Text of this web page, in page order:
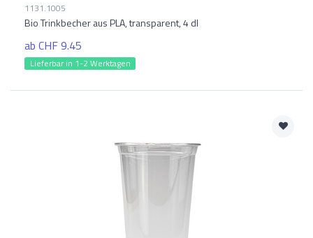
1131.1005
Bio Trinkbecher aus PLA, transparent, 4 dl
ab CHF 9.45
Lieferbar in 1-2 Werktagen